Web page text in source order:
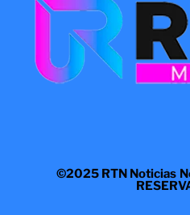
©2025 RTN Noticias